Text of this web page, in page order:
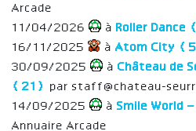
Arcade
11/04/2026
à Roller
16/11/2025
à Atom City
30/09/2025
à Château de
(21)
par staff@chateau-
14/09/2025
à Smile World
Annuaire Arcade